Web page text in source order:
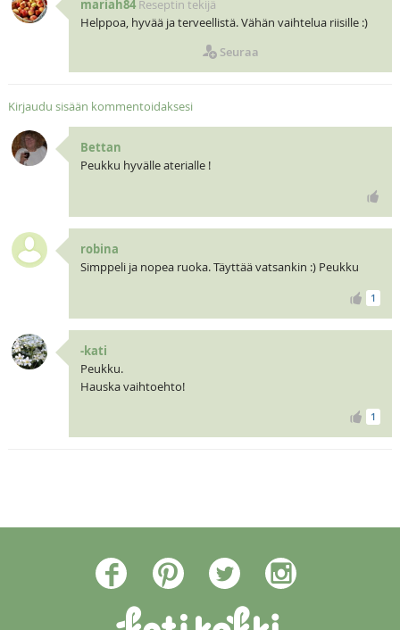
mariah84 Reseptin tekijä
Helppoa, hyvää ja terveellistä. Vähän vaihtelua riisille :)
Seuraa
Kirjaudu sisään kommentoidaksesi
Bettan
Peukku hyvälle aterialle !
robina
Simppeli ja nopea ruoka. Täyttää vatsankin :) Peukku
1
-kati
Peukku.
Hauska vaihtoehto!
1